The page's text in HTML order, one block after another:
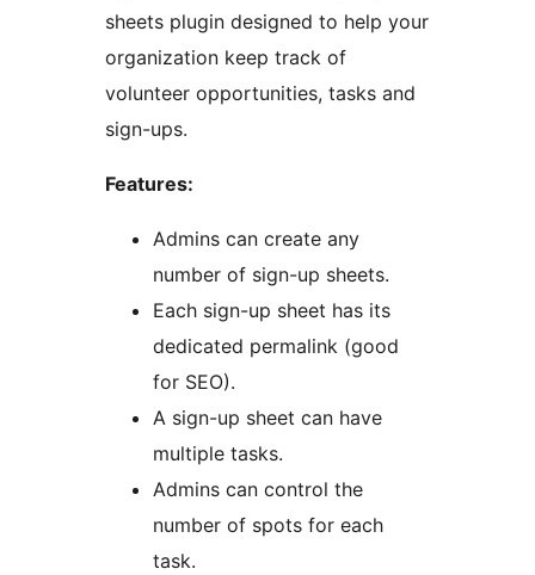
sheets plugin designed to help your
organization keep track of
volunteer opportunities, tasks and
sign-ups.
Features:
Admins can create any
number of sign-up sheets.
Each sign-up sheet has its
dedicated permalink (good
for SEO).
A sign-up sheet can have
multiple tasks.
Admins can control the
number of spots for each
task.